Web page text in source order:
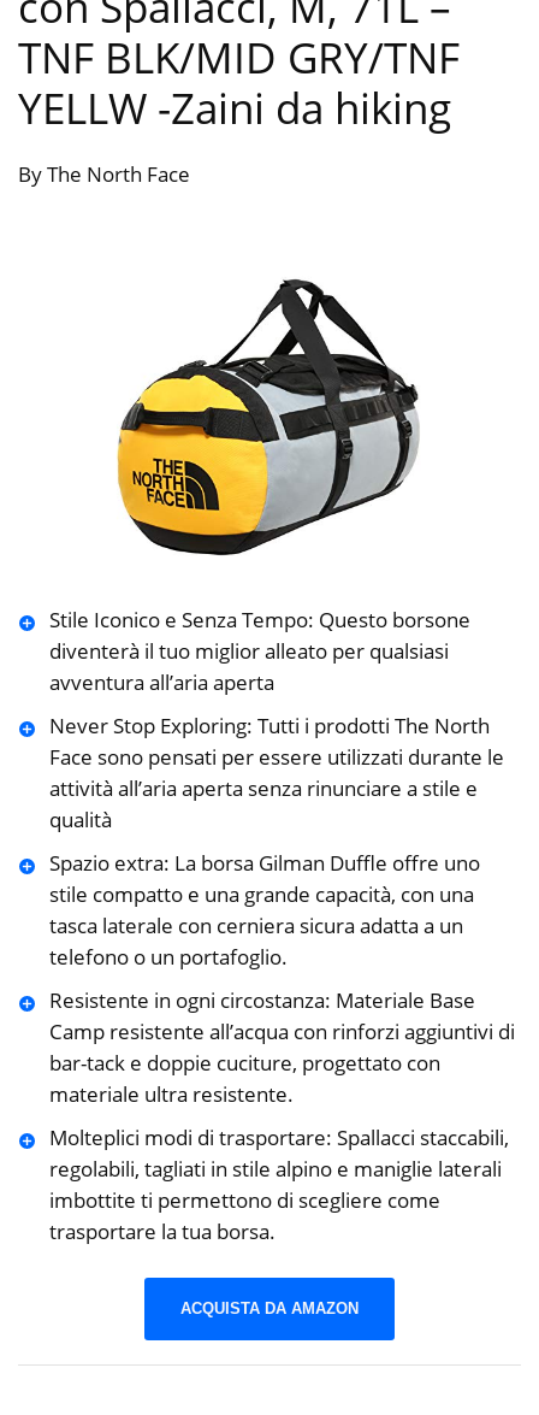
TNF BLK/MID GRY/TNF
YELLW -Zaini da hiking
By The North Face
Stile Iconico e Senza Tempo: Questo borsone
diventerà il tuo miglior alleato per qualsiasi
avventura all’aria aperta
Never Stop Exploring: Tutti i prodotti The North
Face sono pensati per essere utilizzati durante le
attività all’aria aperta senza rinunciare a stile e
qualità
Spazio extra: La borsa Gilman Duffle offre uno
stile compatto e una grande capacità, con una
tasca laterale con cerniera sicura adatta a un
telefono o un portafoglio.
Resistente in ogni circostanza: Materiale Base
Camp resistente all’acqua con rinforzi aggiuntivi di
bar-tack e doppie cuciture, progettato con
materiale ultra resistente.
Molteplici modi di trasportare: Spallacci staccabili,
regolabili, tagliati in stile alpino e maniglie laterali
imbottite ti permettono di scegliere come
trasportare la tua borsa.
ACQUISTA DA AMAZON